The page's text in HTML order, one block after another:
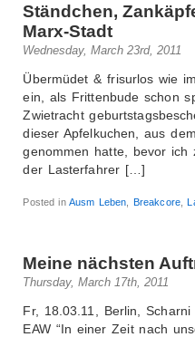
Ständchen,
Marx-Stadt
Wednesday, March 23rd, 2011
Übermüdet & frisurlos wie
ein, als Frittenbude schon
Zwietracht
dieser Apfelkuchen, aus
genommen hatte, bevor
der Lasterfahrer […]
Posted inAusm Leben Breakcore,
Meine nächsten
Thursday, March 17th, 2011
Fr, 18.03.11, Berlin,
EAW “In einer Zeit nach